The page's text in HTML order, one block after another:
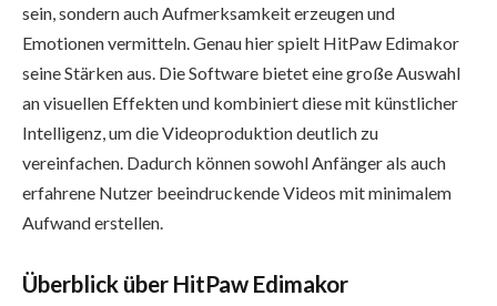
sein, sondern auch Aufmerksamkeit erzeugen und
Emotionen vermitteln. Genau hier spielt HitPaw Edimakor
seine Stärken aus. Die Software bietet eine große Auswahl
an visuellen Effekten und kombiniert diese mit künstlicher
Intelligenz, um die Videoproduktion deutlich zu
vereinfachen. Dadurch können sowohl Anfänger als auch
erfahrene Nutzer beeindruckende Videos mit minimalem
Aufwand erstellen.
Überblick über HitPaw Edimakor